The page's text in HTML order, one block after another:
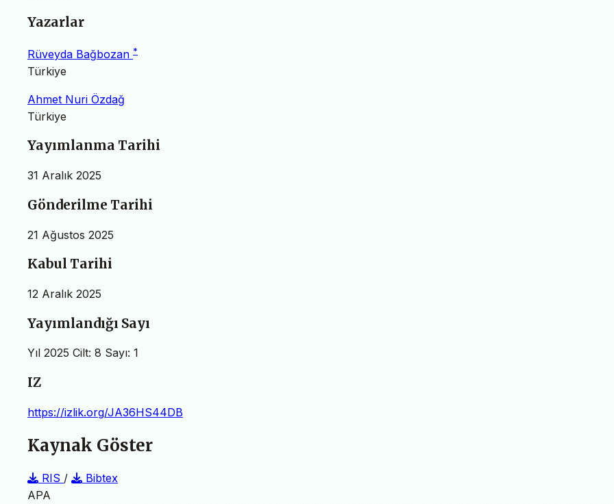
Yazarlar
Rüveyda Bağbozan *
Türkiye
Ahmet Nuri Özdağ
Türkiye
Yayımlanma Tarihi
31 Aralık 2025
Gönderilme Tarihi
21 Ağustos 2025
Kabul Tarihi
12 Aralık 2025
Yayımlandığı Sayı
Yıl 2025 Cilt: 8 Sayı: 1
IZ
https://izlik.org/JA36HS44DB
Kaynak Göster
RIS /
Bibtex
APA